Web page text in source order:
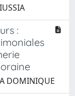
:
DOMINIQUE